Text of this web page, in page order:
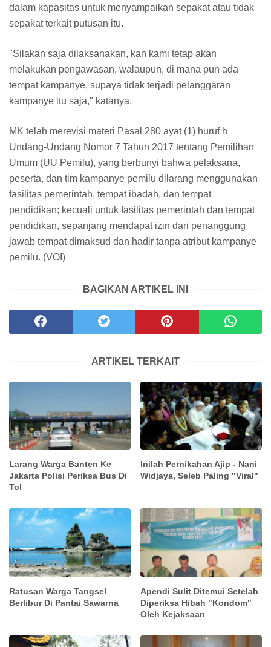
dalam kapasitas untuk menyampaikan sepakat atau tidak
sepakat terkait putusan itu.
"Silakan saja dilaksanakan, kan kami tetap akan
melakukan pengawasan, walaupun, di mana pun ada
tempat kampanye, supaya tidak terjadi pelanggaran
kampanye itu saja," katanya.
MK telah merevisi materi Pasal 280 ayat (1) huruf h
Undang-Undang Nomor 7 Tahun 2017 tentang Pemilihan
Umum (UU Pemilu), yang berbunyi bahwa pelaksana,
peserta, dan tim kampanye pemilu dilarang menggunakan
fasilitas pemerintah, tempat ibadah, dan tempat
pendidikan; kecuali untuk fasilitas pemerintah dan tempat
pendidikan, sepanjang mendapat izin dari penanggung
jawab tempat dimaksud dan hadir tanpa atribut kampanye
pemilu. (VOI)
BAGIKAN ARTIKEL INI
ARTIKEL TERKAIT
Larang Warga Banten Ke
Jakarta Polisi Periksa Bus Di
Tol
Inilah Pernikahan Ajip - Nani
Widjaya, Seleb Paling "Viral"
Ratusan Warga Tangsel
Berlibur Di Pantai Sawarna
Apendi Sulit Ditemui Setelah
Diperiksa Hibah "Kondom"
Oleh Kejaksaan